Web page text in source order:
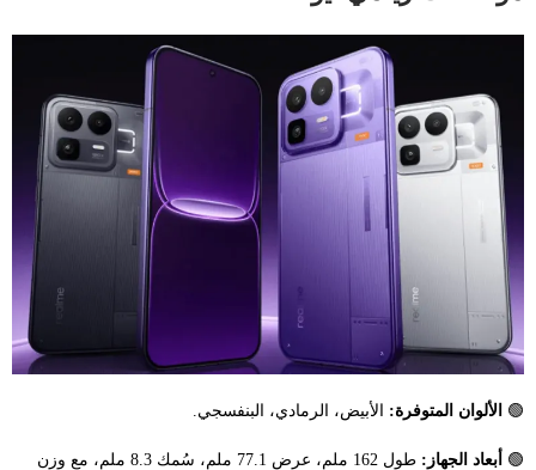
🟢 الألوان المتوفرة: الأبيض، الرمادي، البنفسجي.
🟢 أبعاد الجهاز:
طول 162 ملم، عرض 77.1 ملم، سُمك 8.3 ملم، مع وزن